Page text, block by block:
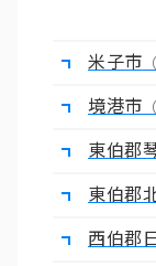
米子市
境港市
東伯郡
東伯郡
西伯郡